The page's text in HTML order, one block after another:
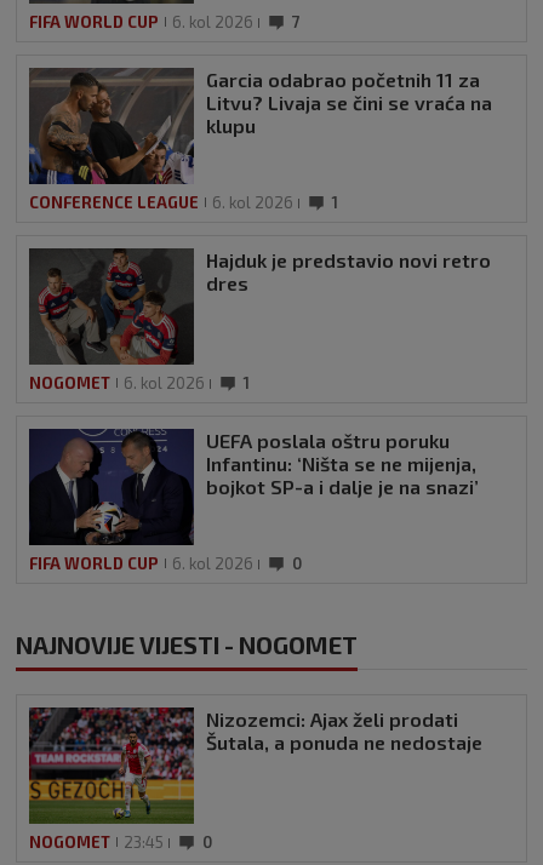
FIFA WORLD CUP 6. kol 2026 7
Garcia odabrao početnih 11 za
Litvu? Livaja se čini se vraća na
klupu
CONFERENCE LEAGUE 6. kol 2026 1
Hajduk je predstavio novi retro
dres
NOGOMET 6. kol 2026 1
UEFA poslala oštru poruku
Infantinu: ‘Ništa se ne mijenja,
bojkot SP-a i dalje je na snazi’
FIFA WORLD CUP 6. kol 2026 0
NAJNOVIJE VIJESTI - NOGOMET
Nizozemci: Ajax želi prodati
Šutala, a ponuda ne nedostaje
NOGOMET 23:45 0